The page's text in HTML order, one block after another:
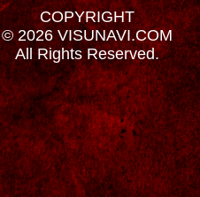
COPYRIGHT
© 2026 VISUNAVI.COM
All Rights Reserved.